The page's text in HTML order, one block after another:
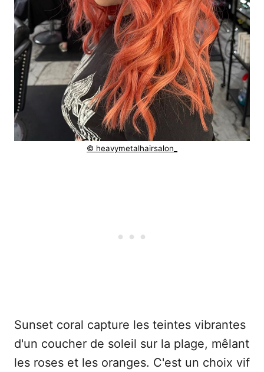
© heavymetalhairsalon_
Sunset coral capture les teintes vibrantes
d'un coucher de soleil sur la plage, mêlant
les roses et les oranges. C'est un choix vif